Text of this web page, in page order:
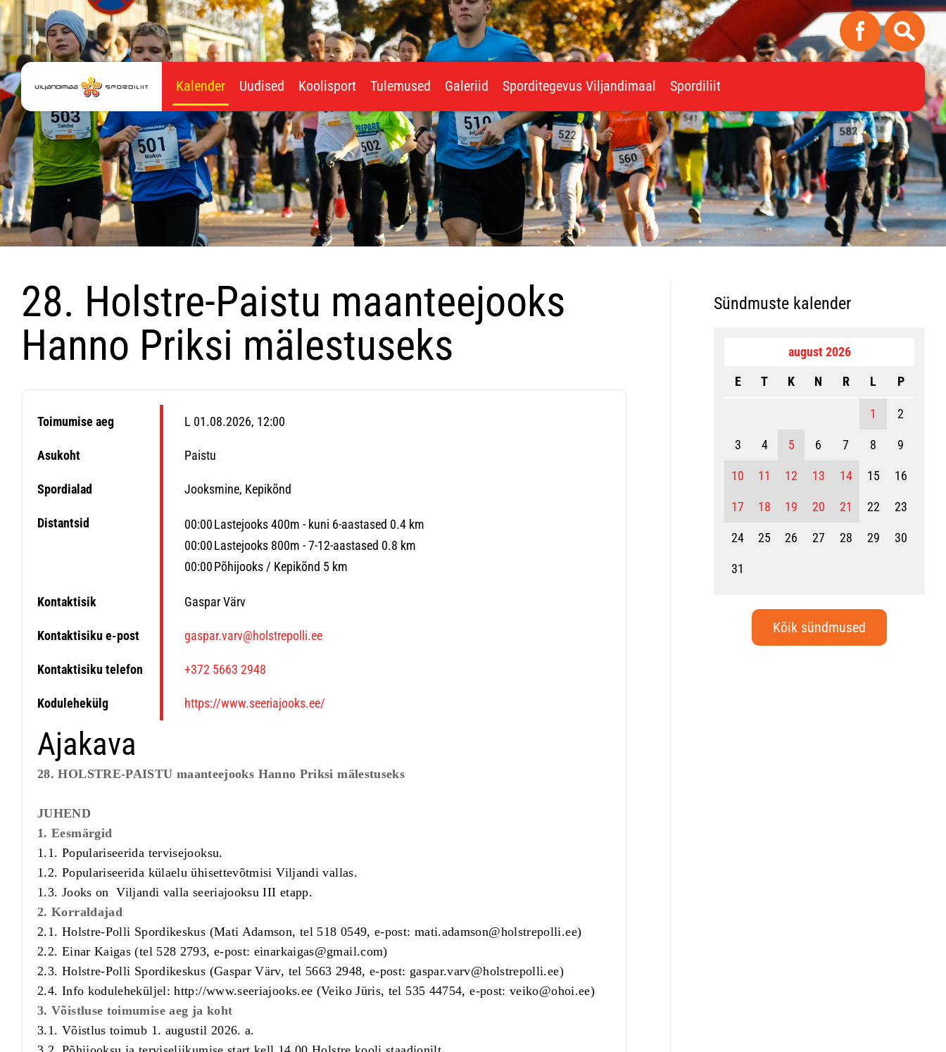
Kalender Uudised Koolisport Tulemused Galeriid Sporditegevus Viljandimaal Spordiliit
28. Holstre-Paistu maanteejooks
Hanno Priksi mälestuseks
Toimumise aeg L 01.08.2026, 12:00
Asukoht Paistu
Spordialad Jooksmine, Kepikõnd
Distantsid 00:00Lastejooks 400m - kuni 6-aastased 0.4 km
00:00Lastejooks 800m - 7-12-aastased 0.8 km
00:00Põhijooks / Kepikõnd 5 km
Kontaktisik Gaspar Värv
Kontaktisiku e-post gaspar.varv@holstrepolli.ee
Kontaktisiku telefon +372 5663 2948
Kodulehekülg https://www.seeriajooks.ee/
Ajakava
28. HOLSTRE-PAISTU maanteejooks Hanno Priksi mälestuseks
JUHEND
1. Eesmärgid
1.1. Populariseerida tervisejooksu.
1.2. Populariseerida külaelu ühisettevõtmisi Viljandi vallas.
1.3. Jooks on Viljandi valla seeriajooksu III etapp.
2. Korraldajad
2.1. Holstre-Polli Spordikeskus (Mati Adamson, tel 518 0549, e-post: mati.adamson@holstrepolli.ee)
2.2. Einar Kaigas (tel 528 2793, e-post: einarkaigas@gmail.com)
2.3. Holstre-Polli Spordikeskus (Gaspar Värv, tel 5663 2948, e-post: gaspar.varv@holstrepolli.ee)
2.4. Info koduleheküljel: http://www.seeriajooks.ee (Veiko Jüris, tel 535 44754, e-post:veiko@ohoi.ee)
3. Võistluse toimumise aeg ja koht
3.1. Võistlus toimub 1. augustil 2026. a.
Sündmuste kalender
august 2026
E
T K N R L P
1 2
3 4 5 6 7 8 9
10 11 12 13 14 15 16
17 18 19 20 21 22 23
24 25 26 27 28 29 30
31
Kõik sündmused